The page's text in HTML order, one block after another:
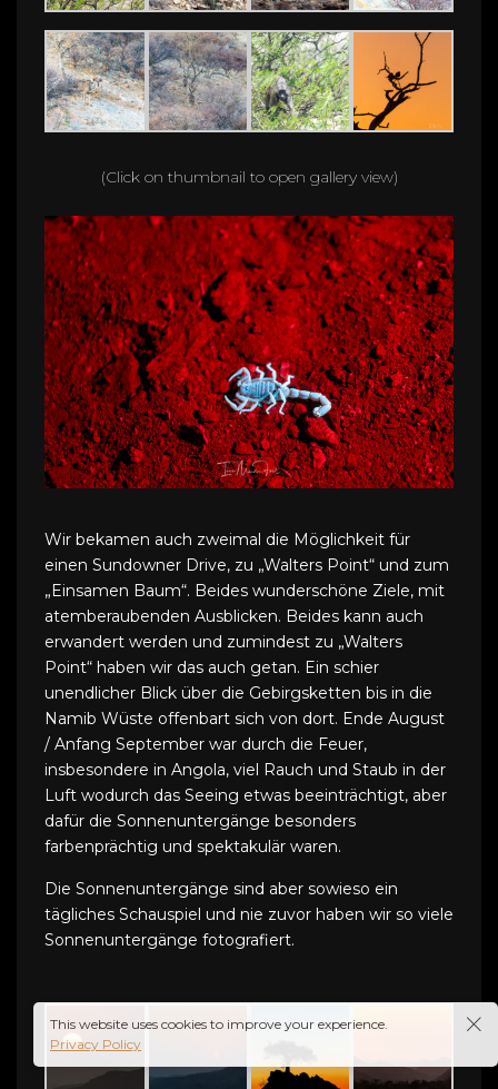
(Click on thumbnail to open gallery view)
Wir bekamen auch zweimal die Möglichkeit für
einen Sundowner Drive, zu „Walters Point“ und zum
„Einsamen Baum“. Beides wunderschöne Ziele, mit
atemberaubenden Ausblicken. Beides kann auch
erwandert werden und zumindest zu „Walters
Point“ haben wir das auch getan. Ein schier
unendlicher Blick über die Gebirgsketten bis in die
Namib Wüste offenbart sich von dort. Ende August
/ Anfang September war durch die Feuer,
insbesondere in Angola, viel Rauch und Staub in der
Luft wodurch das Seeing etwas beeinträchtigt, aber
dafür die Sonnenuntergänge besonders
farbenprächtig und spektakulär waren.
Die Sonnenuntergänge sind aber sowieso ein
tägliches Schauspiel und nie zuvor haben wir so viele
Sonnenuntergänge fotografiert.
This website uses cookies to improve your experience.
Privacy Policy